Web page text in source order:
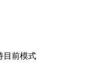
目前模式